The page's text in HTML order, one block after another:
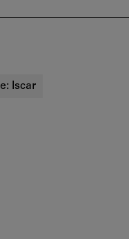
Iscar